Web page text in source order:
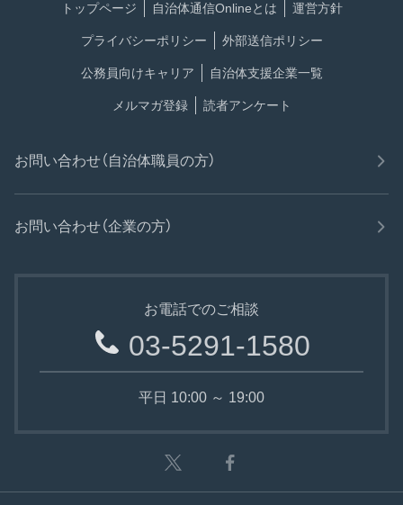
トップページ 自治体通信Onlineとは 運営方針
プライバシーポリシー 外部送信ポリシー
公務員向けキャリア 自治体支援企業一覧
メルマガ登録 読者アンケート
お問い合わせ（自治体職員の方）
お問い合わせ（企業の方）
お電話でのご相談
03-5291-1580
平日 10:00 ～ 19:00